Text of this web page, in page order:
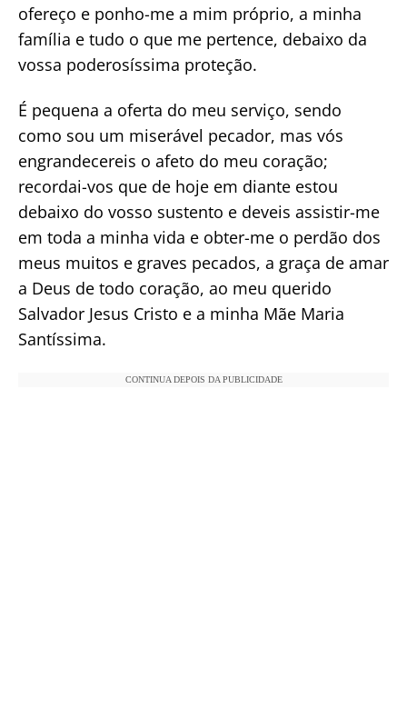
ofereço e ponho-me a mim próprio, a minha
família e tudo o que me pertence, debaixo da
vossa poderosíssima proteção.
É pequena a oferta do meu serviço, sendo
como sou um miserável pecador, mas vós
engrandecereis o afeto do meu coração;
recordai-vos que de hoje em diante estou
debaixo do vosso sustento e deveis assistir-me
em toda a minha vida e obter-me o perdão dos
meus muitos e graves pecados, a graça de amar
a Deus de todo coração, ao meu querido
Salvador Jesus Cristo e a minha Mãe Maria
Santíssima.
CONTINUA DEPOIS DA PUBLICIDADE